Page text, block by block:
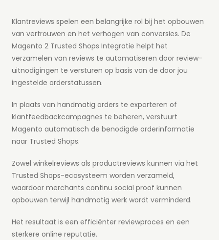
Klantreviews spelen een belangrijke rol bij het opbouwen
van vertrouwen en het verhogen van conversies. De
Magento 2 Trusted Shops Integratie helpt het
verzamelen van reviews te automatiseren door review-
uitnodigingen te versturen op basis van de door jou
ingestelde orderstatussen.
In plaats van handmatig orders te exporteren of
klantfeedbackcampagnes te beheren, verstuurt
Magento automatisch de benodigde orderinformatie
naar Trusted Shops.
Zowel winkelreviews als productreviews kunnen via het
Trusted Shops-ecosysteem worden verzameld,
waardoor merchants continu social proof kunnen
opbouwen terwijl handmatig werk wordt verminderd.
Het resultaat is een efficiënter reviewproces en een
sterkere online reputatie.